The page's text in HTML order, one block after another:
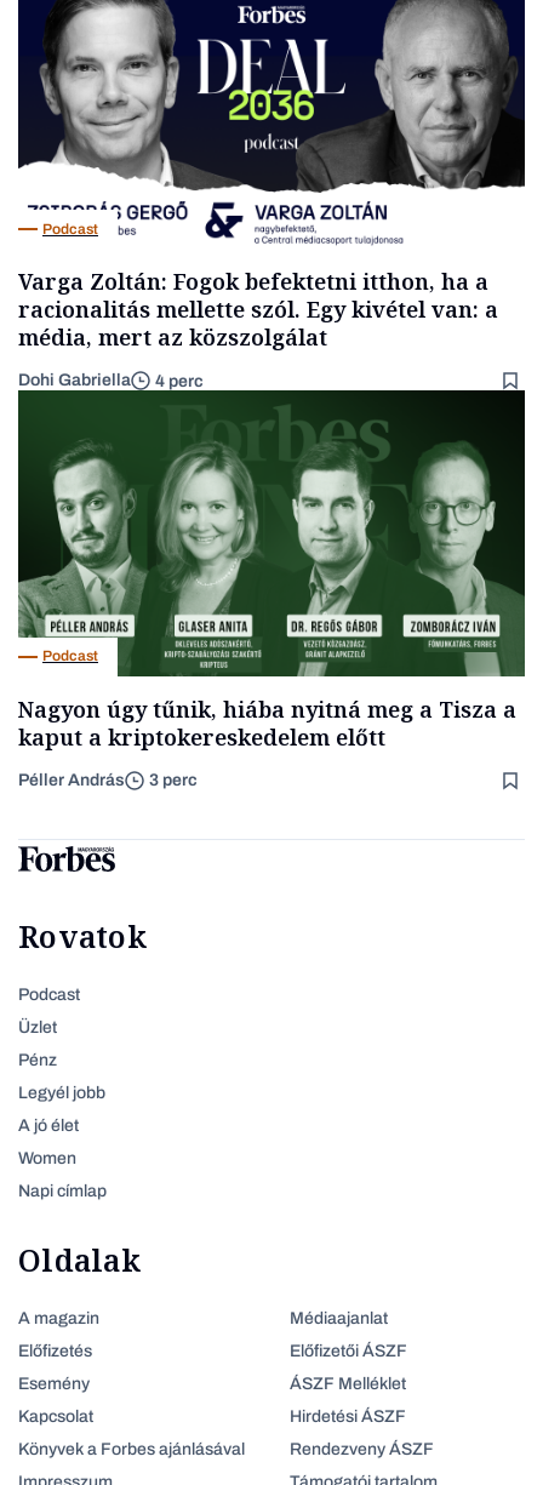
Podcast
Varga Zoltán: Fogok befektetni itthon, ha a
racionalitás mellette szól. Egy kivétel van: a
média, mert az közszolgálat
Dohi Gabriella 4 perc
Podcast
Nagyon úgy tűnik, hiába nyitná meg a Tisza a
kaput a kriptokereskedelem előtt
Péller András 3 perc
Rovatok
Podcast
Üzlet
Pénz
Legyél jobb
A jó élet
Women
Napi címlap
Oldalak
A magazin
Előfizetés
Esemény
Kapcsolat
Könyvek a Forbes ajánlásával
Impresszum
Médiaajanlat
Előfizetői ÁSZF
ÁSZF Melléklet
Hirdetési ÁSZF
Rendezveny ÁSZF
Támogatói tartalom